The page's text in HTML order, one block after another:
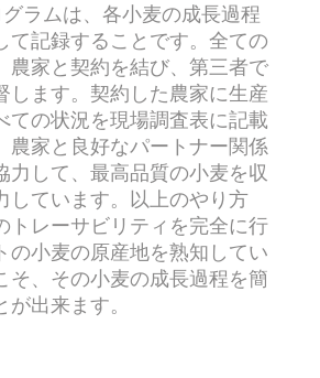
ラムは、各小麦の成長過程
て記録することです。全ての
農家と契約を結び、第三者で
します。契約した農家に生産
ての状況を現場調査表に記載
農家と良好なパートナー関係
力して、最高品質の小麦を収
しています。以上のやり方
トレーサビリティを完全に行
の小麦の原産地を熟知してい
そ、その小麦の成長過程を簡
出来ます。